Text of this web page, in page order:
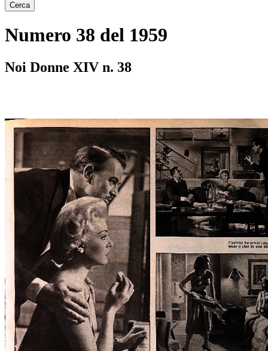
Cerca
Numero 38 del 1959
Noi Donne XIV n. 38